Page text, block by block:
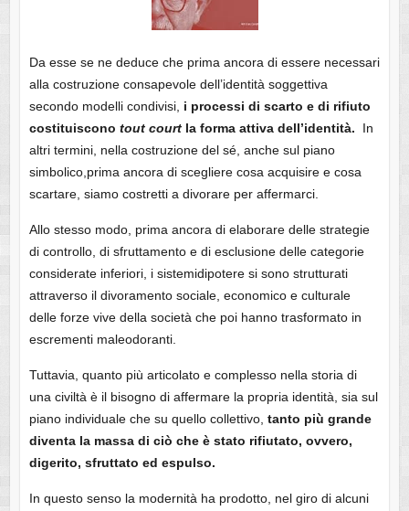
Da esse se ne deduce che prima ancora di essere necessari
alla costruzione consapevole dell’identità soggettiva
secondo modelli condivisi, i processi di scarto e di rifiuto
costituiscono tout courtla forma attiva dell’identità. In
altri termini, nella costruzione del sé, anche sul piano
simbolico,prima ancora di scegliere cosa acquisire e cosa
scartare, siamo costretti a divorare per affermarci.
Allo stesso modo, prima ancora di elaborare delle strategie
di controllo, di sfruttamento e di esclusione delle categorie
considerate inferiori, i sistemidipotere si sono strutturati
attraverso il divoramento sociale, economico e culturale
delle forze vive della società che poi hanno trasformato in
escrementi maleodoranti.
Tuttavia, quanto più articolato e complesso nella storia di
una civiltà è il bisogno di affermare la propria identità, sia sul
piano individuale che su quello collettivo, tanto più grande
diventa la massa di ciò che è stato rifiutato, ovvero,
digerito, sfruttato ed espulso.
In questo senso la modernità ha prodotto, nel giro di alcuni